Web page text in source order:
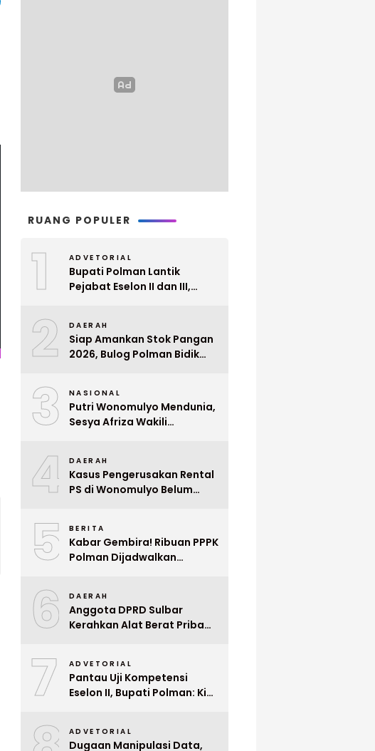
RUANG POPULER
1 ADVETORIAL
Bupati Polman Lantik
Pejabat Eselon II dan III,
2 DAERAH
Siap Amankan Stok Pangan
2026, Bulog Polman Bidik
3 NASIONAL
Putri Wonomulyo Mendunia,
Sesya Afriza Wakili
4 DAERAH
Kasus Pengerusakan Rental
PS di Wonomulyo Belum
Pelaku
5 BERITA
Kabar Gembira! Ribuan PPPK
Polman Dijadwalkan
6 DAERAH
Anggota DPRD Sulbar
Kerahkan Alat Berat Pribadi
7 ADVETORIAL
Pantau Uji Kompetensi
Eselon II, Bupati Polman: Kita
ADVETORIAL
Dugaan Manipulasi Data,